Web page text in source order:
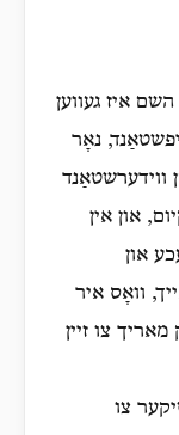
איז געווען
נאָר
ווידערשטאַנד
און אין
און
וואָס איר
מאריך צו זיין
צו